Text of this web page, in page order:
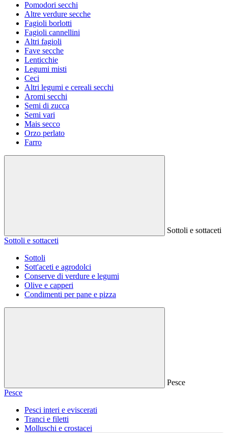
Pomodori secchi
Altre verdure secche
Fagioli borlotti
Fagioli cannellini
Altri fagioli
Fave secche
Lenticchie
Legumi misti
Ceci
Altri legumi e cereali secchi
Aromi secchi
Semi di zucca
Semi vari
Mais secco
Orzo perlato
Farro
Sottoli e sottaceti
Sottoli e sottaceti
Sottoli
Sott'aceti e agrodolci
Conserve di verdure e legumi
Olive e capperi
Condimenti per pane e pizza
Pesce
Pesce
Pesci interi e eviscerati
Tranci e filetti
Molluschi e crostacei